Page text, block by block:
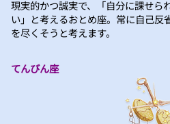
現実的かつ誠実で、「自分に課せら
い」と考えるおとめ座。常に自己反
を尽くそうと考えます。
てんびん座